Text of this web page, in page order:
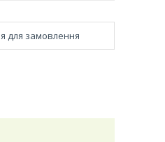
для замовлення